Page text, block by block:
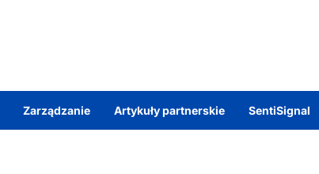
Zarządzanie Artykuły partnerskie SentiSignal